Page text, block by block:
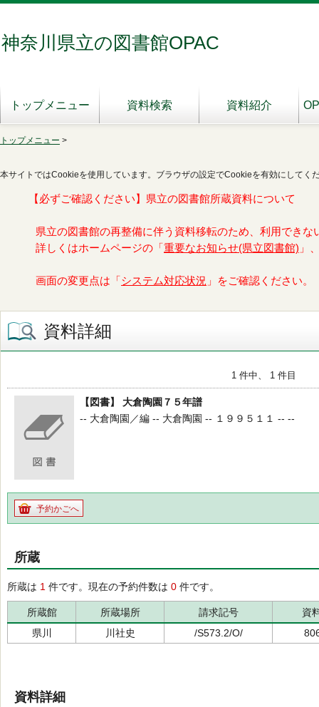
神奈川県立の図書館OPAC
トップメニュー 資料検索 資料紹介
トップメニュー >
本サイトではCookieを使用しています。ブラウザの設定でCookieを有効にしてく
【必ずご確認ください】県立の図書館所蔵資料について
県立の図書館の再整備に伴う資料移転のため、利用できな
詳しくはホームページの「 重要なお知らせ(県立図書館) 」
画面の変更点は「 システム対応状況 」をご確認ください。
資料詳細
1 件中、 1 件目
【図書】 大倉陶園７５年譜
-- 大倉陶園／編 -- 大倉陶園 -- １９９５１１ -- --
予約かごへ
所蔵
所蔵は 1 件です。現在の予約件数は 0 件です。
所蔵館 所蔵場所 請求記号
資
県川
川社史 /S573.2/O/
資料詳細